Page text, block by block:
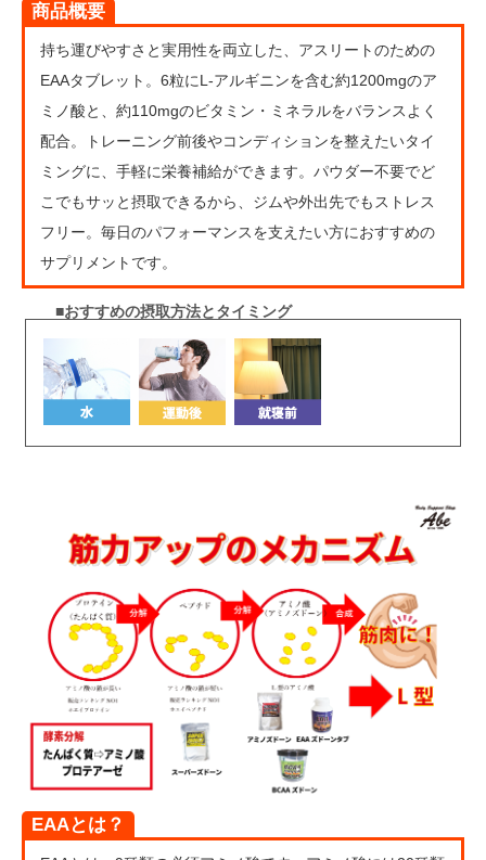
商品概要
持ち運びやすさと実用性を両立した、アスリートのための
EAAタブレット。6粒にL-アルギニンを含む約1200mgのア
ミノ酸と、約110mgのビタミン・ミネラルをバランスよく
配合。トレーニング前後やコンディションを整えたいタイ
ミングに、手軽に栄養補給ができます。パウダー不要でど
こでもサッと摂取できるから、ジムや外出先でもストレス
フリー。毎日のパフォーマンスを支えたい方におすすめの
サプリメントです。
■おすすめの摂取方法とタイミング
EAAとは？